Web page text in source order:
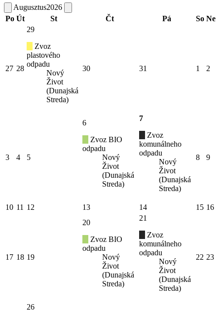
Augusztus2026
Po Út St Čt Pá So Ne
27 28
29
Zvoz
plastového
odpadu
Nový
Život
(Dunajská
Streda)
30 31 1 2
3 4 5
6
Zvoz BIO
odpadu
Nový
Život
(Dunajská
Streda)
7
Zvoz
komunálneho
odpadu
Nový
Život
(Dunajská
Streda)
8 9
10 11 12 13 14 15 16
17 18 19
20
Zvoz BIO
odpadu
Nový
Život
(Dunajská
Streda)
21
Zvoz
komunálneho
odpadu
Nový
Život
(Dunajská
Streda)
22 23
26